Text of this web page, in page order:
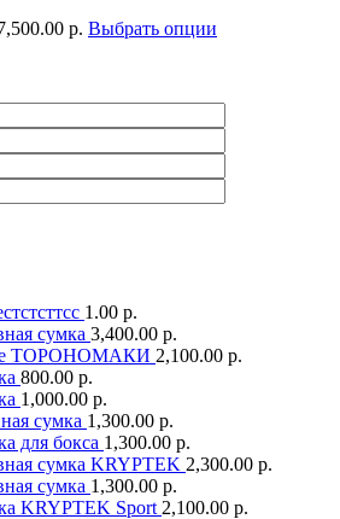
р. Выбрать опции
1.00 р.
сумка 3,400.00 р.
ТОРОНОМАКИ 2,100.00 р.
800.00 р.
1,000.00 р.
сумка 1,300.00 р.
для бокса 1,300.00 р.
сумка KRYPTEK 2,300.00 р.
сумка 1,300.00 р.
KRYPTEK Sport 2,100.00 р.